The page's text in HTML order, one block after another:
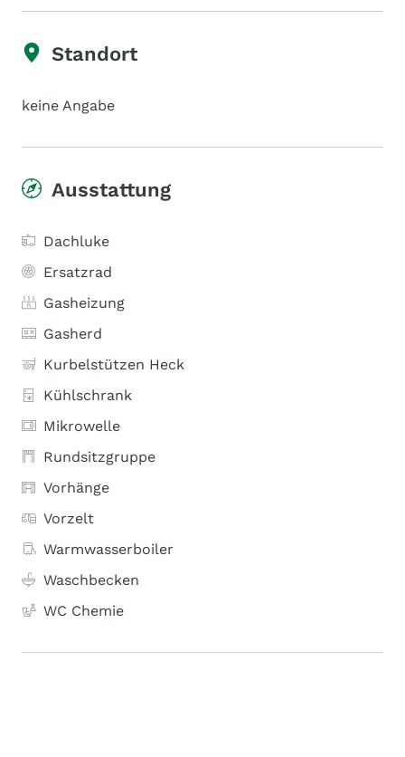
Standort
keine Angabe
Ausstattung
Dachluke
Ersatzrad
Gasheizung
Gasherd
Kurbelstützen Heck
Kühlschrank
Mikrowelle
Rundsitzgruppe
Vorhänge
Vorzelt
Warmwasserboiler
Waschbecken
WC Chemie